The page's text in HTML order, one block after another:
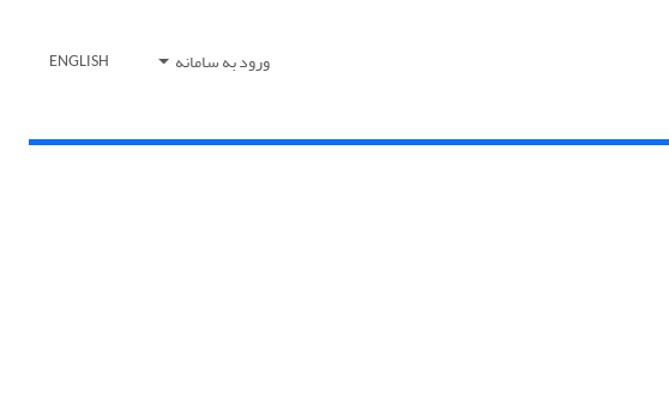
ورود به سامانه ENGLISH